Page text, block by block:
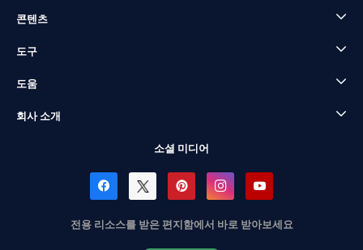
콘텐츠
도구
도움
회사 소개
소셜 미디어
전용 리소스를 받은 편지함에서 바로 받아보세요